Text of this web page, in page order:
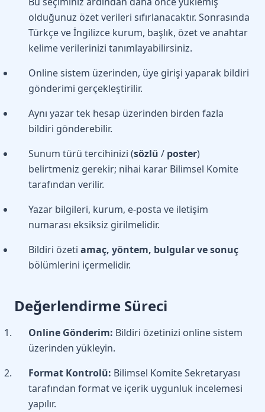
olduğunuz özet verileri sıfırlanacaktır. Sonrasında
Türkçe ve İngilizce kurum, başlık, özet ve anahtar
kelime verilerinizi tanımlayabilirsiniz.
Online sistem üzerinden, üye girişi yaparak bildiri
gönderimi gerçekleştirilir.
Aynı yazar tek hesap üzerinden birden fazla
bildiri gönderebilir.
Sunum türü tercihinizi (sözlü / poster)
belirtmeniz gerekir; nihai karar Bilimsel Komite
tarafından verilir.
Yazar bilgileri, kurum, e-posta ve iletişim
numarası eksiksiz girilmelidir.
Bildiri özeti amaç, yöntem, bulgular ve sonuç
bölümlerini içermelidir.
Değerlendirme Süreci
Online Gönderim: Bildiri özetinizi online sistem
üzerinden yükleyin.
Format Kontrolü: Bilimsel Komite Sekretaryası
tarafından format ve içerik uygunluk incelemesi
yapılır.